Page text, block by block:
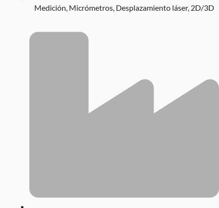
Medición Micrómetros Desplazamiento láser, 2D/3D